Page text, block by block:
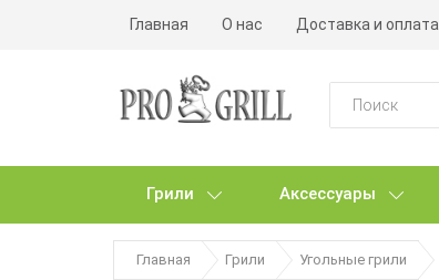
Главная О нас Доставка и оплата
Грили Аксессуары
Главная Грили Угольные грили